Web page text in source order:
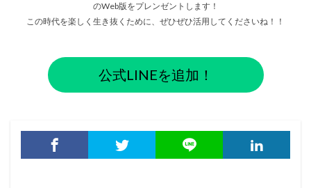
のWeb版をプレンゼントします！
この時代を楽しく生き抜くために、ぜひぜひ活用してくださいね！！
公式LINEを追加！